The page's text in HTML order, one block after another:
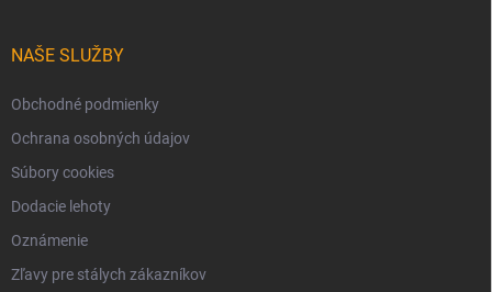
NAŠE SLUŽBY
Obchodné podmienky
Ochrana osobných údajov
Súbory cookies
Dodacie lehoty
Oznámenie
Zľavy pre stálych zákazníkov